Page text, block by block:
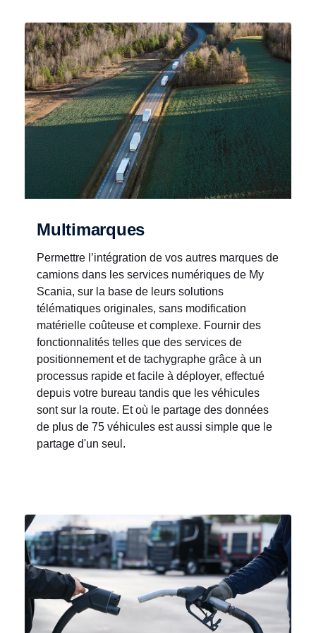
Multimarques
Permettre l’intégration de vos autres marques de
camions dans les services numériques de My
Scania, sur la base de leurs solutions
télématiques originales, sans modification
matérielle coûteuse et complexe. Fournir des
fonctionnalités telles que des services de
positionnement et de tachygraphe grâce à un
processus rapide et facile à déployer, effectué
depuis votre bureau tandis que les véhicules
sont sur la route. Et où le partage des données
de plus de 75 véhicules est aussi simple que le
partage d'un seul.